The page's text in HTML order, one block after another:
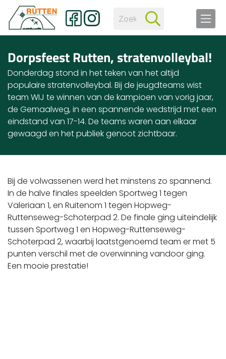
Dorpsfeest Rutten, stratenvolleybal!
Donderdag stond in het teken van het altijd
populaire stratenvolleybal. Bij de jeugdteams wist
team WIJ te winnen van de kampioen van vorig jaar,
de Gemaalweg, in een spannende wedstrijd met een
eindstand van 17-14. De teams waren aan elkaar
gewaagd en het publiek genoot zichtbaar.
Bij de volwassenen werd het minstens zo spannend.
In de halve finales speelden Sportweg 1 tegen
Valeriaan 1, en Ruitenom 1 tegen Hopweg-
Ruttenseweg-Schoterpad 2. De finale ging uiteindelijk
tussen Sportweg 1 en Hopweg-Ruttenseweg-
Schoterpad 2, waarbij laatstgenoemd team er met 5
punten verschil met de overwinning vandoor ging.
Een mooie prestatie!